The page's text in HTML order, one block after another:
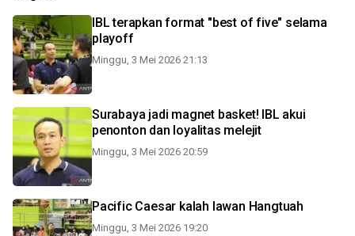
IBL terapkan format "best of five" selama
playoff
Minggu, 3 Mei 2026 21:13
Surabaya jadi magnet basket! IBL akui
penonton dan loyalitas melejit
Minggu, 3 Mei 2026 20:59
Pacific Caesar kalah lawan Hangtuah
Minggu, 3 Mei 2026 19:20